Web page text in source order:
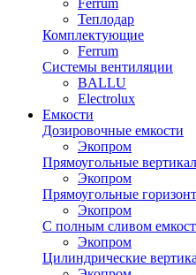
Ferrum
Теплодар
Комплектующие
Ferrum
Системы вентиляции
BALLU
Electrolux
Емкости
Дозировочные емкости
Экопром
Прямоугольные
Экопром
Прямоугольные
Экопром
С полным сливом
Экопром
Цилиндрические